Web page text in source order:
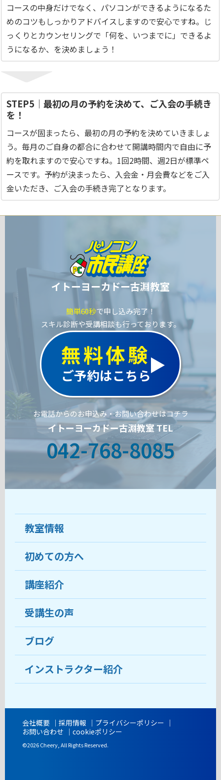
コースの中身だけでなく、パソコンができるようになるた
めのコツもしっかりアドバイスしますので安心ですね。じ
っくりとカウンセリングで「何を、いつまでに」できるよ
うになるか、を決めましょう！
STEP5｜最初の月の予約を決めて、ご入会の手続き
を！
コースが固まったら、最初の月の予約を決めていきましょ
う。毎月のご自身の都合に合わせて開講時間内で自由に予
約を取れますので安心ですね。1回2時間、週2日が標準ペ
ースです。予約が決まったら、入会金・月会費などをご入
金いただき、ご入会の手続き完了となります。
イトーヨーカドー古淵教室
簡単60秒で申し込み完了！
スキル診断や受講相談も行っております。
無料体験
ご予約はこちら
お電話からのお申込み・お問い合わせはコチラ
イトーヨーカドー古淵教室 TEL
042-768-8085
教室情報
教室について
受講生の声
おすすめ・人気の講座
目的から講座を探す
教室ブログ
開講時間
初めての方へ
ココがおすすめ
料金
受講までの流れ
よくあるご質問
講座紹介
受講生の声
ブログ
インストラクター紹介
会社概要 採用情報
プライバシーポリシー
お問い合わせ
cookieポリシー
©2026 Cheery, All Rights Reserved.